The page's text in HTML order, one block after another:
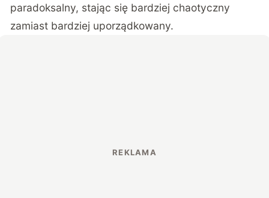
paradoksalny, stając się bardziej chaotyczny
zamiast bardziej uporządkowany.